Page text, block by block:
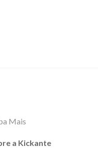
Mais
a Kickante